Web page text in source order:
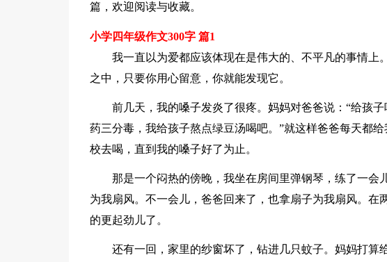
篇，欢迎阅读与收藏。
小学四年级作文300字 篇1
我一直以为爱都应该体现在是伟大的、不平凡的事情上
之中，只要你用心留意，你就能发现它。
前几天，我的嗓子发炎了很疼。妈妈对爸爸说：“给孩
药三分毒，我给孩子熬点绿豆汤喝吧。”就这样爸爸每天都
校去喝，直到我的嗓子好了为止。
那是一个闷热的傍晚，我坐在房间里弹钢琴，练了一会
为我扇风。不一会儿，爸爸回来了，也拿扇子为我扇风。在
的更起劲儿了。
还有一回，家里的纱窗坏了，钻进几只蚊子。妈妈打算